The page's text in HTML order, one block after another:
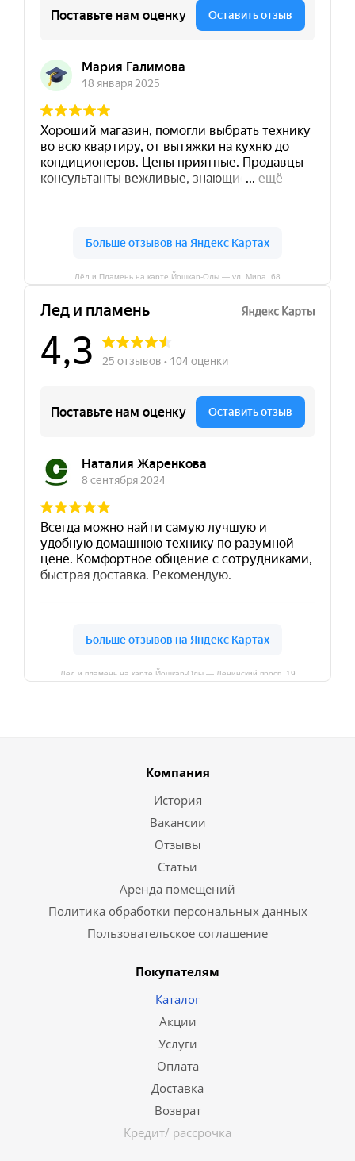
Лёд и Пламень на карте Йошкар‑Олы — ул. Мира, 68
Лед и пламень на карте Йошкар‑Олы — Ленинский просп.,19
Компания
История
Вакансии
Отзывы
Статьи
Аренда помещений
Политика обработки персональных данных
Пользовательское соглашение
Покупателям
Каталог
Акции
Услуги
Оплата
Доставка
Возврат
Кредит/ рассрочка